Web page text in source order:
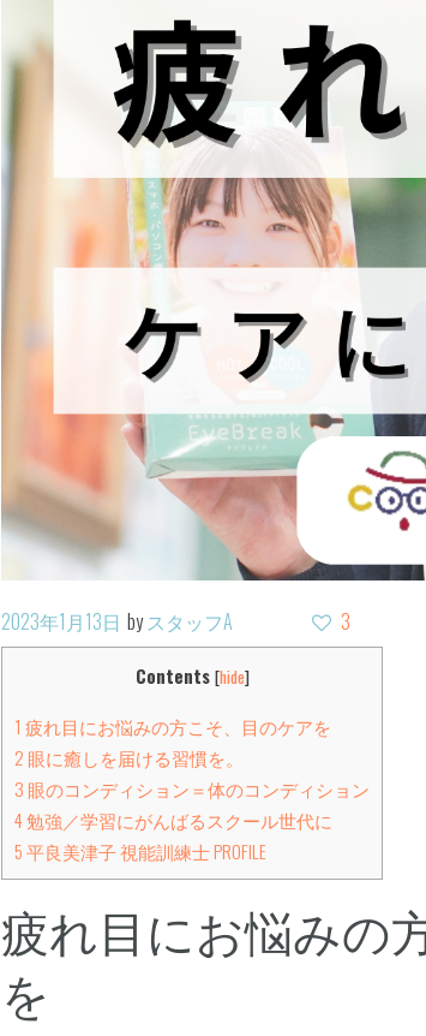
2023年1月13日 byスタッフA 3
Contents [hide]
1 疲れ目にお悩みの方こそ、目のケアを
2 眼に癒しを届ける習慣を。
3 眼のコンディション＝体のコンディション
4勉強／学習にがんばるスクール世代に
5平良美津子 視能訓練士 PROFILE
疲れ目にお悩みの
を